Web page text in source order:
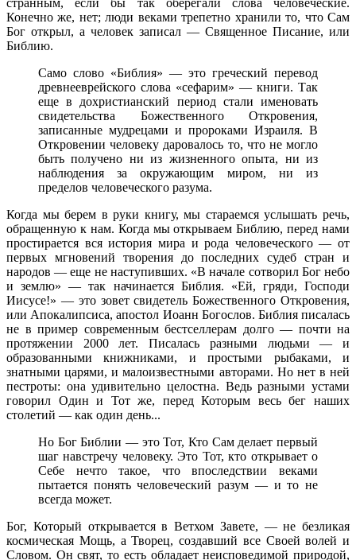
Конечно же, нет; люди веками трепетно хранили то, что Сам
Бог открыл, а человек записал — Священное Писание, или
Библию.
Само слово «Библия» — это греческий перевод
древнееврейского слова «сефарим» — книги. Так
еще в дохристианский период стали именовать
свидетельства Божественного Откровения,
записанные мудрецами и пророками Израиля. В
Откровении человеку даровалось то, что не могло
быть получено ни из жизненного опыта, ни из
наблюдения за окружающим миром, ни из
пределов человеческого разума.
Когда мы берем в руки книгу, мы стараемся услышать речь,
обращенную к нам. Когда мы открываем Библию, перед нами
простирается вся история мира и рода человеческого — от
первых мгновений творения до последних судеб стран и
народов — еще не наступивших. «В начале сотворил Бог небо
и землю» — так начинается Библия. «Ей, гряди, Господи
Иисусе!» — это зовет свидетель Божественного Откровения,
или Апокалипсиса, апостол Иоанн Богослов. Библия писалась
не в пример современным бестселлерам долго — почти на
протяжении 2000 лет. Писалась разными людьми — и
образованными книжниками, и простыми рыбаками, и
знатными царями, и малоизвестными авторами. Но нет в ней
пестроты: она удивительно целостна. Ведь разными устами
говорил Один и Тот же, перед Которым весь бег наших
столетий — как один день...
Но Бог Библии — это Тот, Кто Сам делает первый
шаг навстречу человеку. Это Тот, кто открывает о
Себе нечто такое, что впоследствии веками
пытается понять человеческий разум — и то не
всегда может.
Бог, Который открывается в Ветхом Завете, — не безликая
космическая Мощь, а Творец, создавший все Своей волей и
Словом. Он свят, то есть обладает неисповедимой природой,